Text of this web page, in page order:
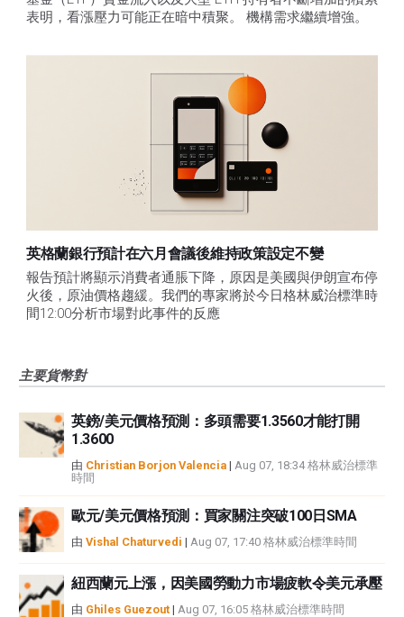
表明，看漲壓力可能正在暗中積聚。 機構需求繼續增強。
英格蘭銀行預計在六月會議後維持政策設定不變
報告預計將顯示消費者通脹下降，原因是美國與伊朗宣布停
火後，原油價格趨緩。我們的專家將於今日格林威治標準時
間12:00分析市場對此事件的反應
主要貨幣對
英鎊/美元價格預測：多頭需要1.3560才能打開
1.3600
由 Christian Borjon Valencia | Aug 07, 18:34 格林威治標準
時間
歐元/美元價格預測：買家關注突破100日SMA
由 Vishal Chaturvedi | Aug 07, 17:40 格林威治標準時間
紐西蘭元上漲，因美國勞動力市場疲軟令美元承壓
由 Ghiles Guezout | Aug 07, 16:05 格林威治標準時間